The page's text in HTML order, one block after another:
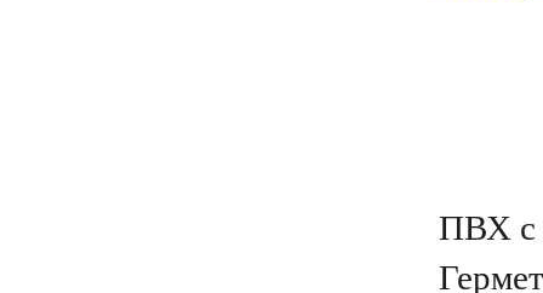
ПВХ с